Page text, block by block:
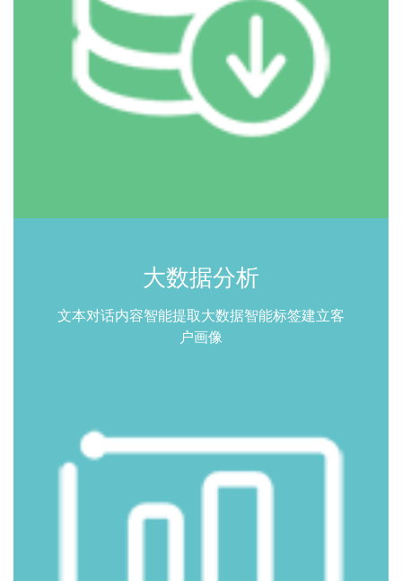
大数据分析
文本对话内容智能提取大数据智能标签建立客
户画像